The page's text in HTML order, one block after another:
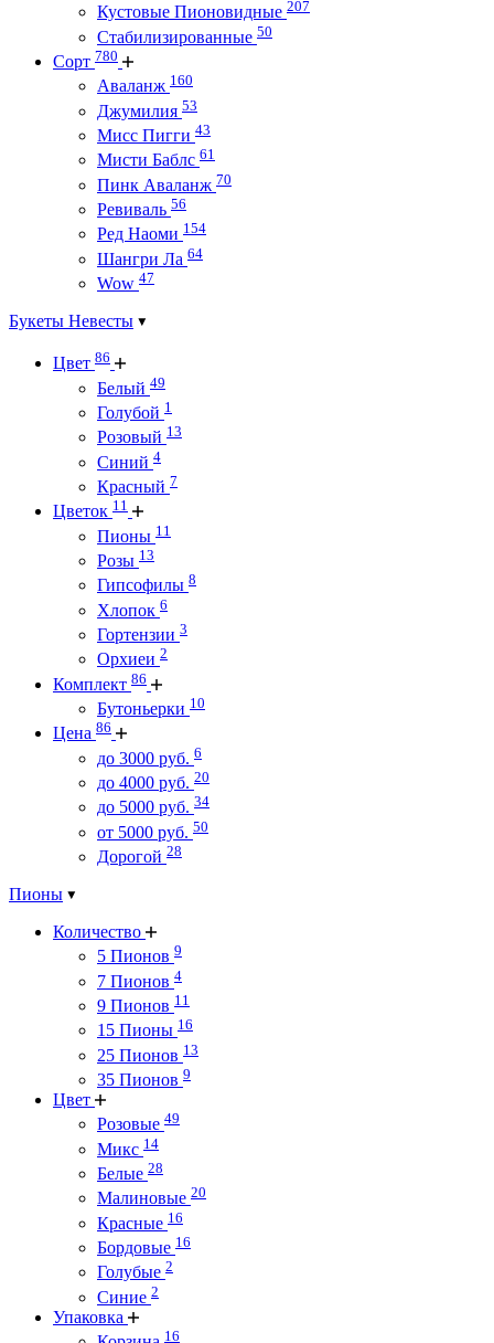
Кустовые Пионовидные 207
Стабилизированные 50
Сорт 780
Аваланж 160
Джумилия 53
Мисс Пигги 43
Мисти Баблс 61
Пинк Аваланж 70
Ревиваль 56
Ред Наоми 154
Шангри Ла 64
Wow 47
Букеты Невесты
Цвет 86
Белый 49
Голубой 1
Розовый 13
Синий 4
Красный 7
Цветок 11
Пионы 11
Розы 13
Гипсофилы 8
Хлопок 6
Гортензии 3
Орхиеи 2
Комплект 86
Бутоньерки 10
Цена 86
до 3000 руб. 6
до 4000 руб. 20
до 5000 руб. 34
от 5000 руб. 50
Дорогой 28
Пионы
Количество
5 Пионов 9
7 Пионов 4
9 Пионов 11
15 Пионы 16
25 Пионов 13
35 Пионов 9
Цвет
Розовые 49
Микс 14
Белые 28
Малиновые 20
Красные 16
Бордовые 16
Голубые 2
Синие 2
Упаковка
16